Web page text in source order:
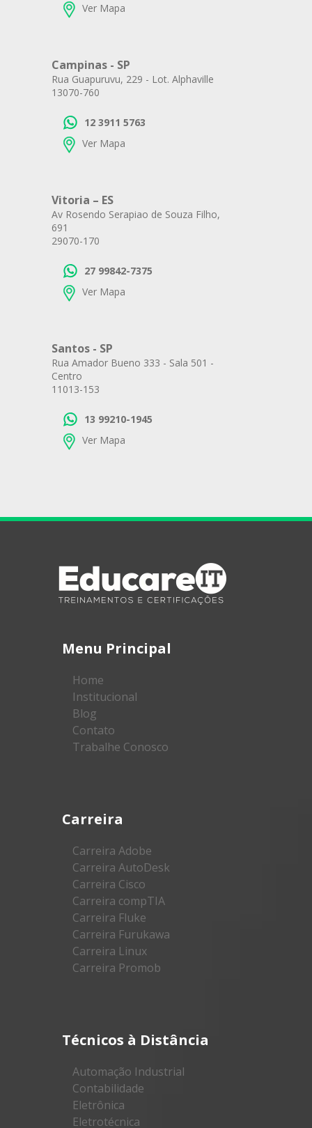
Ver Mapa
Campinas - SP
Rua Guapuruvu, 229 - Lot. Alphaville
13070-760
12 3911 5763
Ver Mapa
Vitoria – ES
Av Rosendo Serapiao de Souza Filho,
691
29070-170
27 99842-7375
Ver Mapa
Santos - SP
Rua Amador Bueno 333 - Sala 501 -
Centro
11013-153
13 99210-1945
Ver Mapa
Menu Principal
Home
Institucional
Blog
Contato
Trabalhe Conosco
Carreira
Carreira Adobe
Carreira AutoDesk
Carreira Cisco
Carreira compTIA
Carreira Fluke
Carreira Furukawa
Carreira Linux
Carreira Promob
Técnicos à Distância
Automação Industrial
Contabilidade
Eletrônica
Eletrotécnica